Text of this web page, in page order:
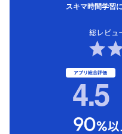
スキマ時間学習
総レビュ
アプリ総合評価
4.5